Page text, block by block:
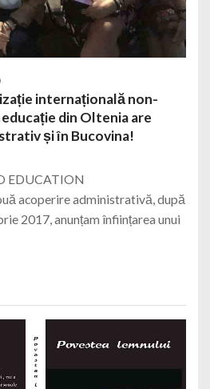
internațională non-
din Oltenia are
și în Bucovina!
EDUCATION
acoperire administrativă, după
2017, anunțam înființarea unui